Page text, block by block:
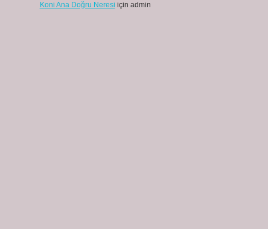
Koni Ana Doğru Neresi için admin